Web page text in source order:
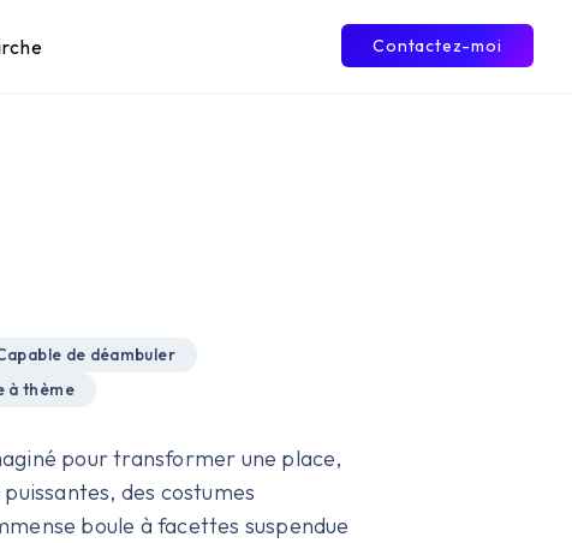
Contactez-moi
de déambuler
à thème
pour transformer une place,
des costumes
boule à facettes suspendue